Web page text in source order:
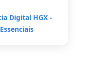
Digital HGX -